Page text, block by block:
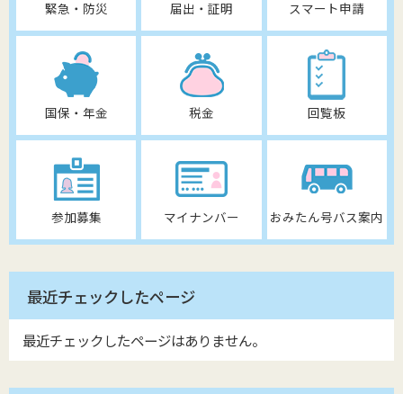
緊急・防災 届出・証明 スマート申請
国保・年金 税金 回覧板
参加募集 マイナンバー おみたん号バス案内
最近チェックしたページ
最近チェックしたページはありません。